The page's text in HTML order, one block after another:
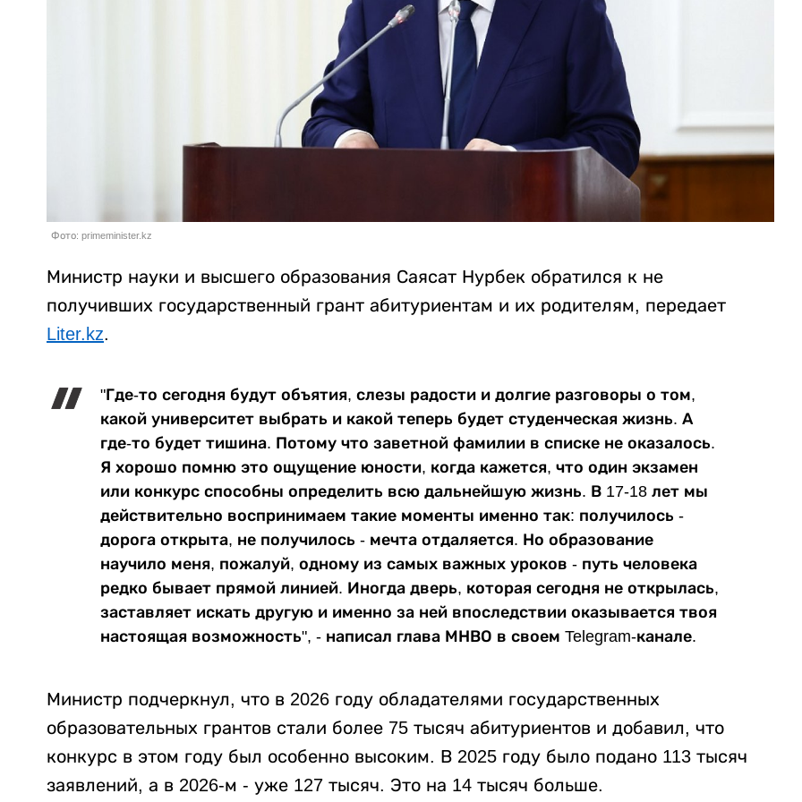
Фото: primeminister.kz
Министр науки и высшего образования Саясат Нурбек обратился к не
получивших государственный грант абитуриентам и их родителям, передает
Liter.kz.
"Где-то сегодня будут объятия, слезы радости и долгие разговоры о том,
какой университет выбрать и какой теперь будет студенческая жизнь. А
где-то будет тишина. Потому что заветной фамилии в списке не оказалось.
Я хорошо помню это ощущение юности, когда кажется, что один экзамен
или конкурс способны определить всю дальнейшую жизнь. В 17-18 лет мы
действительно воспринимаем такие моменты именно так: получилось -
дорога открыта, не получилось - мечта отдаляется. Но образование
научило меня, пожалуй, одному из самых важных уроков - путь человека
редко бывает прямой линией. Иногда дверь, которая сегодня не открылась,
заставляет искать другую и именно за ней впоследствии оказывается твоя
настоящая возможность", - написал глава МНВО в своем Telegram-канале.
Министр подчеркнул, что в 2026 году обладателями государственных
образовательных грантов стали более 75 тысяч абитуриентов и добавил, что
конкурс в этом году был особенно высоким. В 2025 году было подано 113 тысяч
заявлений, а в 2026-м - уже 127 тысяч. Это на 14 тысяч больше.